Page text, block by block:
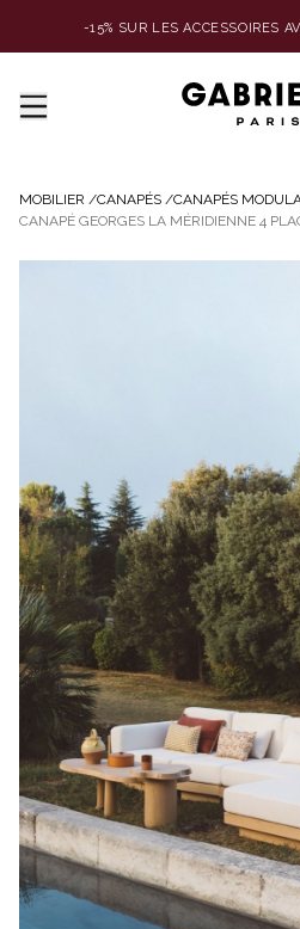
-15% SUR LES ACCESSOIRES
MOBILIER /CANAPÉS /CANAPÉS
CANAPÉ GEORGES LA MÉRIDIENNE 4